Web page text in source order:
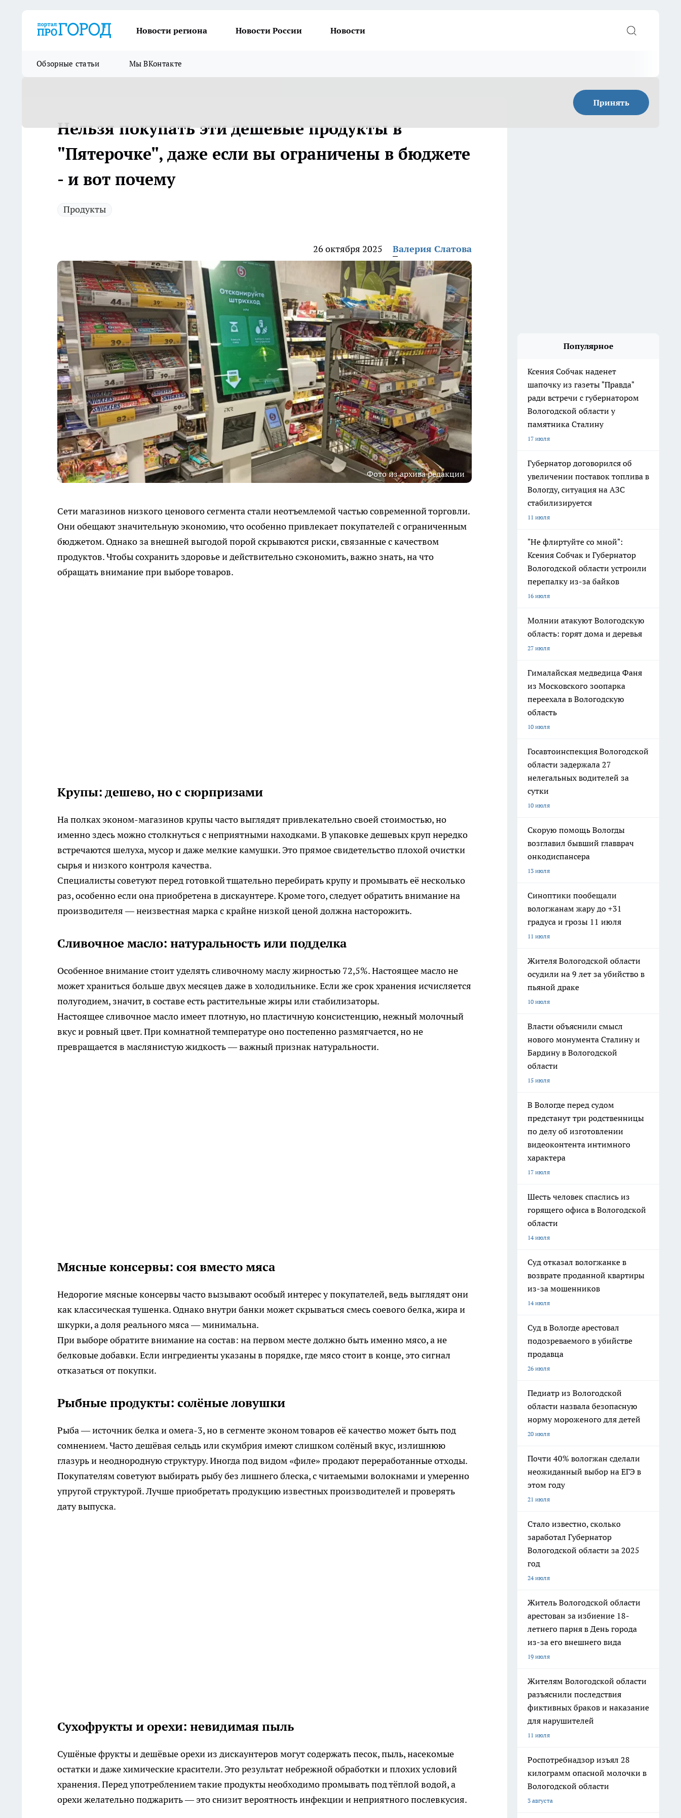
Новости региона Новости России Новости
Обзорные статьи Мы ВКонтакте
Принять
Нельзя покупать эти дешевые продукты в
"Пятерочке", даже если вы ограничены в бюджете
- и вот почему
Продукты
26 октября 2025 Валерия Слатова
Фото из архива редакции
Сети магазинов низкого ценового сегмента стали неотъемлемой частью современной торговли.
Они обещают значительную экономию, что особенно привлекает покупателей с ограниченным
бюджетом. Однако за внешней выгодой порой скрываются риски, связанные с качеством
продуктов. Чтобы сохранить здоровье и действительно сэкономить, важно знать, на что
обращать внимание при выборе товаров.
Крупы: дешево, но с сюрпризами
На полках эконом-магазинов крупы часто выглядят привлекательно своей стоимостью, но
именно здесь можно столкнуться с неприятными находками. В упаковке дешевых круп нередко
встречаются шелуха, мусор и даже мелкие камушки. Это прямое свидетельство плохой очистки
сырья и низкого контроля качества.
Специалисты советуют перед готовкой тщательно перебирать крупу и промывать её несколько
раз, особенно если она приобретена в дискаунтере. Кроме того, следует обратить внимание на
производителя — неизвестная марка с крайне низкой ценой должна насторожить.
Сливочное масло: натуральность или подделка
Особенное внимание стоит уделять сливочному маслу жирностью 72,5%. Настоящее масло не
может храниться больше двух месяцев даже в холодильнике. Если же срок хранения исчисляется
полугодием, значит, в составе есть растительные жиры или стабилизаторы.
Настоящее сливочное масло имеет плотную, но пластичную консистенцию, нежный молочный
вкус и ровный цвет. При комнатной температуре оно постепенно размягчается, но не
превращается в маслянистую жидкость — важный признак натуральности.
Мясные консервы: соя вместо мяса
Недорогие мясные консервы часто вызывают особый интерес у покупателей, ведь выглядят они
как классическая тушенка. Однако внутри банки может скрываться смесь соевого белка, жира и
шкурки, а доля реального мяса — минимальна.
При выборе обратите внимание на состав: на первом месте должно быть именно мясо, а не
белковые добавки. Если ингредиенты указаны в порядке, где мясо стоит в конце, это сигнал
отказаться от покупки.
Рыбные продукты: солёные ловушки
Рыба — источник белка и омега-3, но в сегменте эконом товаров её качество может быть под
сомнением. Часто дешёвая сельдь или скумбрия имеют слишком солёный вкус, излишнюю
глазурь и неоднородную структуру. Иногда под видом «филе» продают переработанные отходы.
Покупателям советуют выбирать рыбу без лишнего блеска, с читаемыми волокнами и умеренно
упругой структурой. Лучше приобретать продукцию известных производителей и проверять
дату выпуска.
Сухофрукты и орехи: невидимая пыль
Сушёные фрукты и дешёвые орехи из дискаунтеров могут содержать песок, пыль, насекомые
остатки и даже химические красители. Это результат небрежной обработки и плохих условий
хранения. Перед употреблением такие продукты необходимо промывать под тёплой водой, а
орехи желательно поджарить — это снизит вероятность инфекции и неприятного послевкусия.
Популярное
Ксения Собчак наденет
шапочку из газеты "Правда"
ради встречи с губернатором
Вологодской области у
памятника Сталину
17 июля
Губернатор договорился об
увеличении поставок топлива в
Вологду, ситуация на АЗС
стабилизируется
11 июля
"Не флиртуйте со мной":
Ксения Собчак и Губернатор
Вологодской области устроили
перепалку из-за байков
16 июля
Молнии атакуют Вологодскую
область: горят дома и деревья
27 июля
Гималайская медведица Фаня
из Московского зоопарка
переехала в Вологодскую
область
10 июля
Госавтоинспекция Вологодской
области задержала 27
нелегальных водителей за
сутки
10 июля
Скорую помощь Вологды
возглавил бывший главврач
онкодиспансера
13 июля
Синоптики пообещали
вологжанам жару до +31
градуса и грозы 11 июля
11 июля
Жителя Вологодской области
осудили на 9 лет за убийство в
пьяной драке
10 июля
Власти объяснили смысл
нового монумента Сталину и
Бардину в Вологодской
области
15 июля
В Вологде перед судом
предстанут три родственницы
по делу об изготовлении
видеоконтента интимного
характера
17 июля
Шесть человек спаслись из
горящего офиса в Вологодской
области
14 июля
Суд отказал вологжанке в
возврате проданной квартиры
из-за мошенников
14 июля
Суд в Вологде арестовал
подозреваемого в убийстве
продавца
26 июля
Педиатр из Вологодской
области назвала безопасную
норму мороженого для детей
20 июля
Почти 40% вологжан сделали
неожиданный выбор на ЕГЭ в
этом году
21 июля
Стало известно, сколько
заработал Губернатор
Вологодской области за 2025
год
24 июля
Житель Вологодской области
арестован за избиение 18-
летнего парня в День города
из-за его внешнего вида
19 июля
Жителям Вологодской области
разъяснили последствия
фиктивных браков и наказание
для нарушителей
11 июля
Роспотребнадзор изъял 28
килограмм опасной молочки в
Вологодской области
3 августа